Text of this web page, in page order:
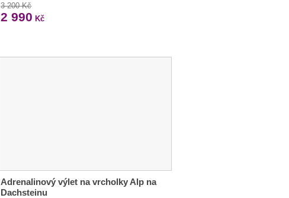
3 200 Kč
2 990 Kč
Adrenalinový výlet na vrcholky Alp na
Dachsteinu